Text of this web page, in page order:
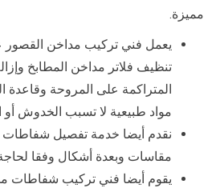
مميزة.
يعمل فني تركيب مداخن
تنظيف فلاتر مداخن المطابخ
المتراكمة على المروحة وقاعدة
مواد طبيعية لا تسبب الخدوش أو
نقدم أيضا خدمة تفصيل شفاطات
مقاسات وبعدة أشكال وفقا
يقوم أيضا فني تركيب شفاطات